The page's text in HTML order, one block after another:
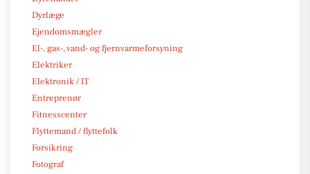
Dyrlæge
Ejendomsmægler
El-, gas-, vand- og fjernvarmeforsyning
Elektriker
Elektronik / IT
Entreprenør
Fitnesscenter
Flyttemand / flyttefolk
Forsikring
Fotograf